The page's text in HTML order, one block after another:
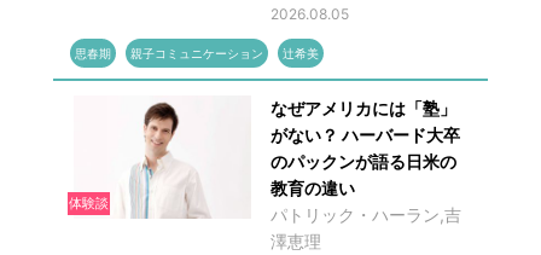
2026.08.05
思春期 親子コミュニケーション 辻希美
体験談
なぜアメリカには「塾」
がない？ ハーバード大卒
のパックンが語る日米の
教育の違い
パトリック・ハーラン,吉
澤恵理